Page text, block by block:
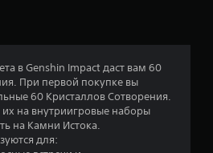
:
5
и
в Genshin Impact даст вам 60
При первой покупке вы
60 Кристаллов Сотворения.
на внутриигровые наборы
на Камни Истока.
для: